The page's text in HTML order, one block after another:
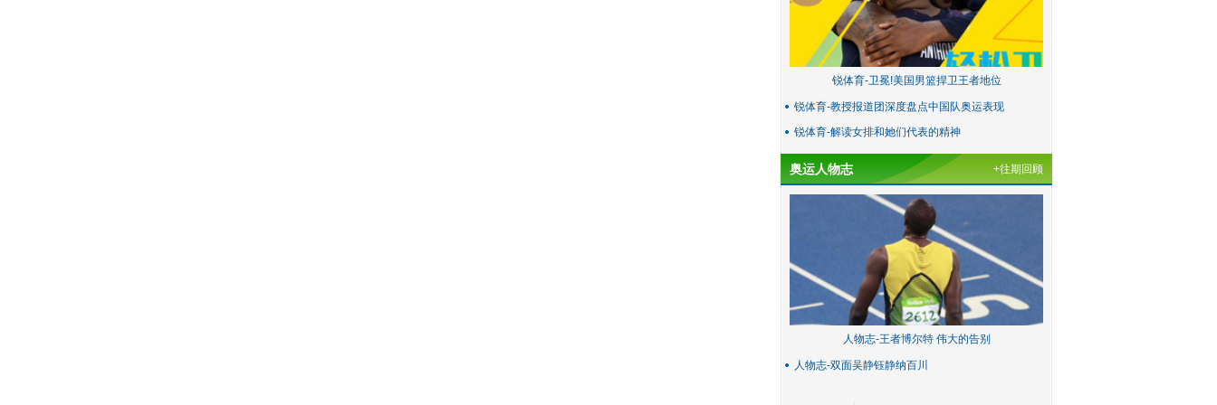
锐体育-卫冕!美国男篮捍卫王者地位
锐体育-教授报道团深度盘点中国队奥运表现
锐体育-解读女排和她们代表的精神
奥运人物志 +往期回顾
人物志-王者博尔特 伟大的告别
人物志-双面吴静钰静纳百川